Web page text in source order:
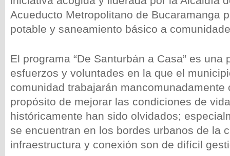
Acueducto Metropolitano de Bucaramanga
potable y saneamiento básico a
El programa “De Santurbán a Casa” es una
esfuerzos y voluntades en la que el
comunidad trabajarán mancomunadamente
propósito de mejorar las condiciones de
históricamente han sido olvidados;
se encuentran en los bordes urbanos de la
infraestructura y conexión son de difícil